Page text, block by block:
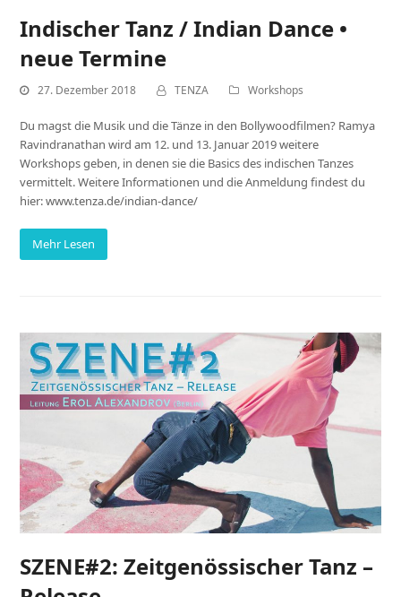
Indischer Tanz / Indian Dance •
neue Termine
27. Dezember 2018 TENZA Workshops
Du magst die Musik und die Tänze in den Bollywoodfilmen? Ramya
Ravindranathan wird am 12. und 13. Januar 2019 weitere
Workshops geben, in denen sie die Basics des indischen Tanzes
vermittelt. Weitere Informationen und die Anmeldung findest du
hier: www.tenza.de/indian-dance/
Mehr Lesen
SZENE#2: Zeitgenössischer Tanz –